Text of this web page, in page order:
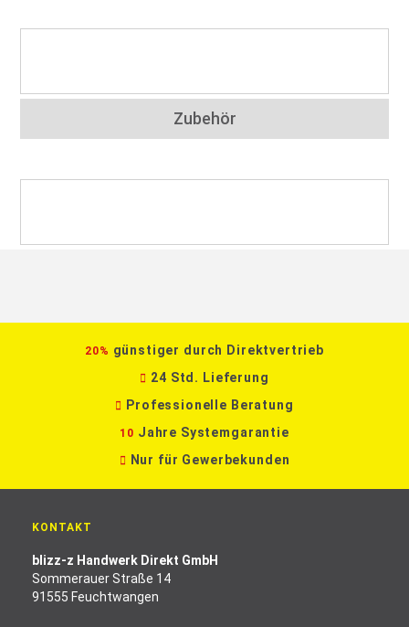
Zubehör
20% günstiger durch Direktvertrieb
24 Std. Lieferung
Professionelle Beratung
10 Jahre Systemgarantie
Nur für Gewerbekunden
KONTAKT
blizz-z Handwerk Direkt GmbH
Sommerauer Straße 14
91555 Feuchtwangen